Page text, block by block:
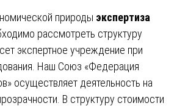
природы экспертиза
рассмотреть структуру
экспертное учреждение при
Наш Союз «Федерация
осуществляет деятельность на
В структуру стоимости